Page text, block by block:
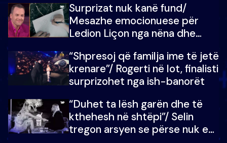
mungojë zilja e mëngjesit kur…
Surprizat nuk kanë fund/
Mesazhe emocionuese për
Ledion Liçon nga nëna dhe
mban dot lotët: Nuk meritoj…
“Shpresoj që familja ime të jetë
krenare”/ Rogerti në lot, finalisti
surprizohet nga ish-banorët
“Duhet ta lësh garën dhe të
kthehesh në shtëpi”/ Selin
tregon arsyen se përse nuk e